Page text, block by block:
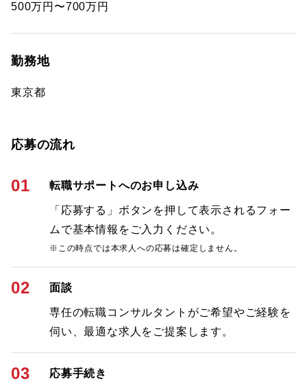
500万円〜700万円
勤務地
東京都
応募の流れ
01 転職サポートへのお申し込み
「応募する」ボタンを押して表示されるフォー
ムで基本情報をご入力ください。
※この時点では本求人への応募は確定しません。
02 面談
専任の転職コンサルタントがご希望やご経験を
伺い、最適な求人をご提案します。
03 応募手続き